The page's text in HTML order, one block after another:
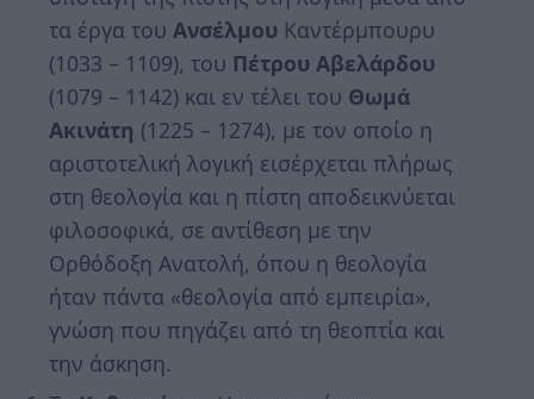
τα έργα τουΑνσέλμου Καντέρμπουρυ
(1033 – 1109), του Πέτρου Αβελάρδου
(1079 – 1142) και εν τέλει του Θωμά
Ακινάτη (1225 – 1274), με τον οποίο η
αριστοτελική λογική εισέρχεται πλήρως
στη θεολογία και η πίστη αποδεικνύεται
φιλοσοφικά, σε αντίθεση με την
Ορθόδοξη Ανατολή, όπου η θεολογία
ήταν πάντα «θεολογία από εμπειρία»,
γνώση που πηγάζει από τη θεοπτία και
την άσκηση.